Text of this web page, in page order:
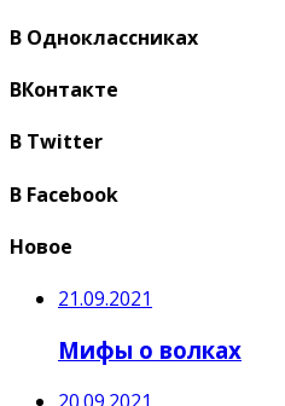
В Одноклассниках
ВКонтакте
В Twitter
В Facebook
Новое
21.09.2021
Мифы о волках
20.09.2021